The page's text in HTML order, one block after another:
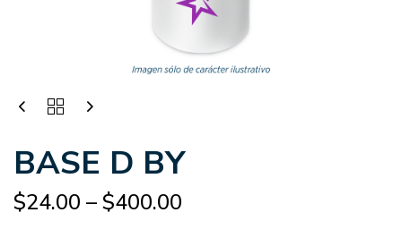
BASE D BY
$24.00 –$400.00